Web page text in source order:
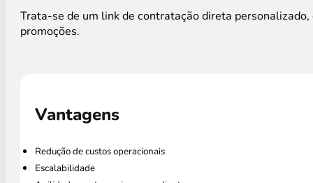
Trata-se de um link de contratação direta
promoções.
Vantagens
Redução de custos operacionais
Escalabilidade